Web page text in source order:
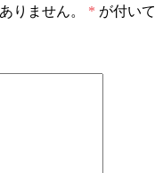
りません。 * が付いて